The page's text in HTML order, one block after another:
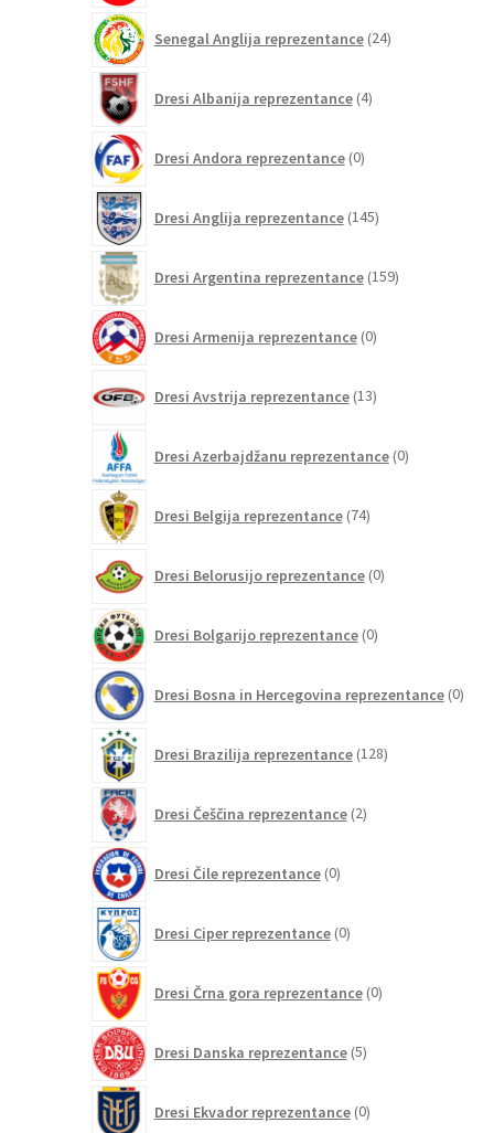
Senegal Anglija reprezentance 24izdelkov
Dresi Albanija reprezentance 4izdelki
Dresi Andora reprezentance 0izdelkov
Dresi Anglija reprezentance 145izdelkov
Dresi Argentina reprezentance 159izdelkov
Dresi Armenija reprezentance 0izdelkov
Dresi Avstrija reprezentance 13izdelkov
Dresi Azerbajdžanu reprezentance 0izdelkov
Dresi Belgija reprezentance 74izdelkov
Dresi Belorusijo reprezentance 0izdelkov
Dresi Bolgarijo reprezentance 0izdelkov
Dresi Bosna in Hercegovina reprezentance 0
Dresi Brazilija reprezentance 128izdelkov
Dresi Češčina reprezentance 2izdelka
Dresi Čile reprezentance 0izdelkov
Dresi Ciper reprezentance 0izdelkov
Dresi Črna gora reprezentance 0izdelkov
Dresi Danska reprezentance 5izdelkov
Dresi Ekvador reprezentance 0izdelkov